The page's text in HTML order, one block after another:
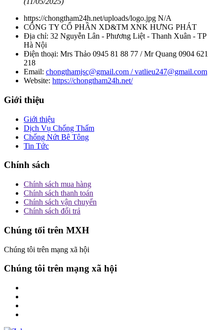
https://chongtham24h.net/uploads/logo.jpg N/A
CÔNG TY CỔ PHẦN XD&TM XNK HƯNG PHÁT
Địa chỉ: 32 Nguyễn Lân - Phương Liệt - Thanh Xuân - TP
Hà Nội
Điện thoại: Mrs Thảo 0945 81 88 77 / Mr Quang 0904 621
218
Email: chongthamjsc@gmail.com / vatlieu247@gmail.com
Website: https://chongtham24h.net/
Giới thiệu
Giới thiệu
Dịch Vụ Chống Thấm
Chống Nứt Bê Tông
Tin Tức
Chính sách
Chính sách mua hàng
Chính sách thanh toán
Chính sách vận chuyển
Chính sách đổi trả
Chúng tối trên MXH
Chúng tôi trên mạng xã hội
Chúng tôi trên mạng xã hội